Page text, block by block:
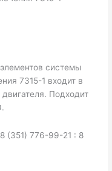
системы
7315-1 входит в
Подходит
(351) 776-99-21 : 8